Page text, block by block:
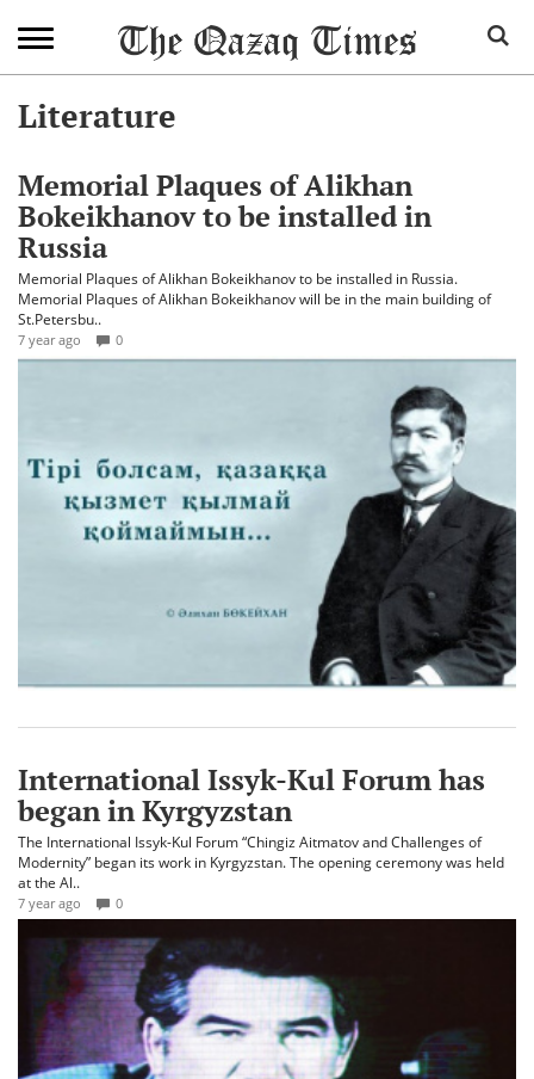
Literature
Memorial Plaques of Alikhan
Bokeikhanov to be installed in
Russia
Memorial Plaques of Alikhan Bokeikhanov to be installed in Russia.
Memorial Plaques of Alikhan Bokeikhanov will be in the main building of
St.Petersbu..
7 year ago 0
International Issyk-Kul Forum has
began in Kyrgyzstan
The International Issyk-Kul Forum “Chingiz Aitmatov and Challenges of
Modernity” began its work in Kyrgyzstan. The opening ceremony was held
at the Al..
7 year ago 0